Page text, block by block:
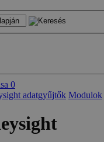
0
adatgyűjtők Modulok